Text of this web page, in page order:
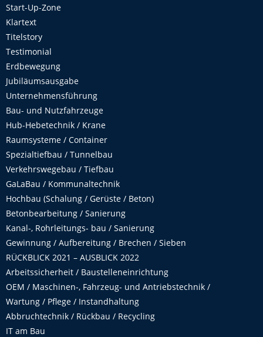
Start-Up-Zone
Klartext
Titelstory
Testimonial
Erdbewegung
Jubiläumsausgabe
Unternehmensführung
Bau- und Nutzfahrzeuge
Hub-Hebetechnik / Krane
Raumsysteme / Container
Spezialtiefbau / Tunnelbau
Verkehrswegebau / Tiefbau
GaLaBau / Kommunaltechnik
Hochbau (Schalung / Gerüste / Beton)
Betonbearbeitung / Sanierung
Kanal-, Rohrleitungs- bau / Sanierung
Gewinnung / Aufbereitung / Brechen / Sieben
RÜCKBLICK 2021 – AUSBLICK 2022
Arbeitssicherheit / Baustelleneinrichtung
OEM / Maschinen-, Fahrzeug- und Antriebstechnik /
Wartung / Pflege / Instandhaltung
Abbruchtechnik / Rückbau / Recycling
IT am Bau